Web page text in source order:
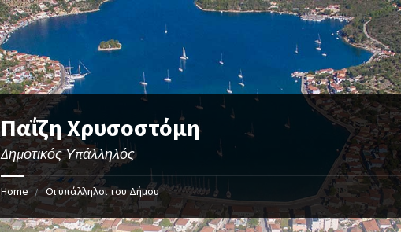
Παΐζη Χρυσοστόμη
Δημοτικός Υπάλληλός
Home Οι υπάλληλοι του Δήμου